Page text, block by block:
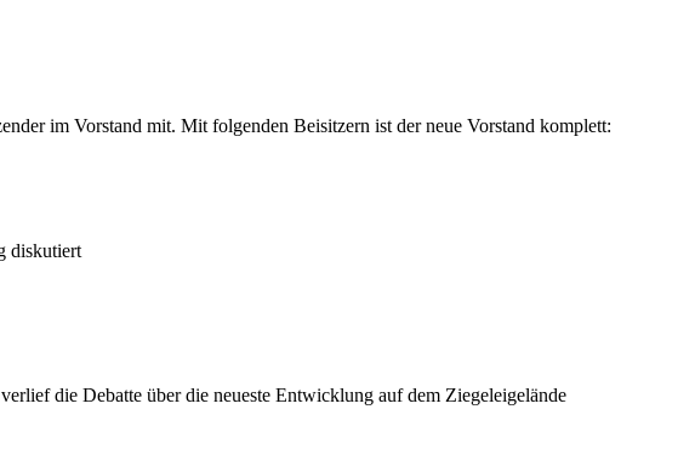
im Vorstand mit. Mit folgenden Beisitzern ist der neue Vorstand komplett:
diskutiert
die Debatte über die neueste Entwicklung auf dem Ziegeleigelände